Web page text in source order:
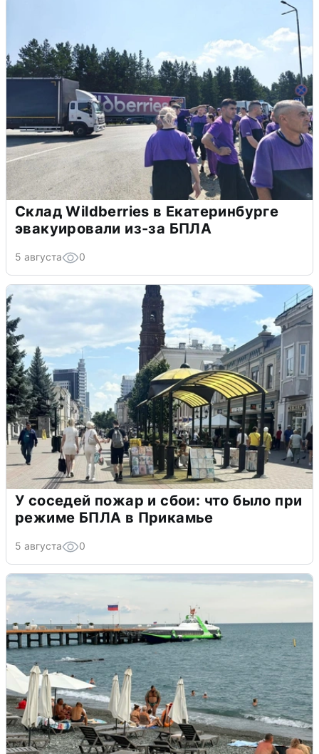
Склад Wildberries в Екатеринбурге
эвакуировали из-за БПЛА
5 августа 0
У соседей пожар и сбои: что было при
режиме БПЛА в Прикамье
5 августа 0